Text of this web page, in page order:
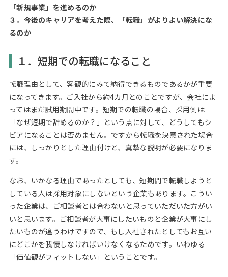
「新規事業」を進めるのか
３．今後のキャリアを考えた際、「転職」がよりよい解決にな
るのか
１．短期での転職になること
転職理由として、客観的にみて納得できるものであるかが重要
になってきます。ご入社から約4カ月とのことですが、会社によ
ってはまだ試用期間中です。短期での転職の場合、採用側は
「なぜ短期で辞めるのか？」という点に対して、どうしてもシ
ビアになることは否めません。ですから転職を決意された場合
には、しっかりとした理由付けと、真摯な説明が必要になりま
す。
なお、いかなる理由であったとしても、短期間で転職しようと
している人は採用対象にしないという企業もあります。こうい
った企業は、ご相談者とは合わないと思っていただいた方がい
いと思います。ご相談者が大事にしたいものと企業が大事にし
たいものが違うわけですので、もし入社されたとしてもお互い
にどこかを我慢しなければいけなくなるためです。いわゆる
「価値観がフィットしない」ということです。